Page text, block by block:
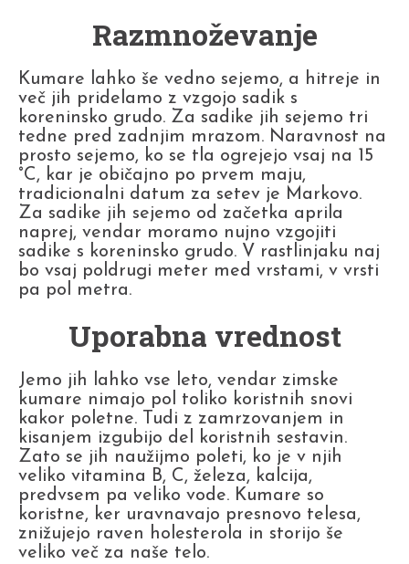
Razmnoževanje
Kumare lahko še vedno sejemo, a hitreje in
več jih pridelamo z vzgojo sadik s
koreninsko grudo. Za sadike jih sejemo tri
tedne pred zadnjim mrazom. Naravnost na
prosto sejemo, ko se tla ogrejejo vsaj na 15
°C, kar je običajno po prvem maju,
tradicionalni datum za setev je Markovo.
Za sadike jih sejemo od začetka aprila
naprej, vendar moramo nujno vzgojiti
sadike s koreninsko grudo. V rastlinjaku naj
bo vsaj poldrugi meter med vrstami, v vrsti
pa pol metra.
Uporabna vrednost
Jemo jih lahko vse leto, vendar zimske
kumare nimajo pol toliko koristnih snovi
kakor poletne. Tudi z zamrzovanjem in
kisanjem izgubijo del koristnih sestavin.
Zato se jih naužijmo poleti, ko je v njih
veliko vitamina B, C, železa, kalcija,
predvsem pa veliko vode. Kumare so
koristne, ker uravnavajo presnovo telesa,
znižujejo raven holesterola in storijo še
veliko več za naše telo.